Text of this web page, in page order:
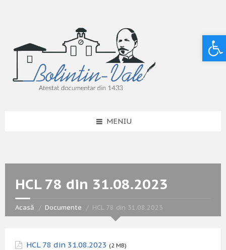
MENIU
HCL 78 din 31.08.2023
Acasă Documente HCL 78 din 31.08.2023
HCL 78 din 31.08.2023 (2 MB)
Deschide bara de unelte